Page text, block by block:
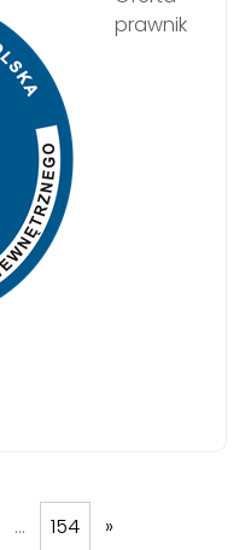
prawnik
… 154 »